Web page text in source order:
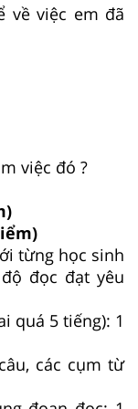
về việc em đã
việc đó ?
từng học sinh
đọc đạt yêu
quá 5 tiếng): 1
các cụm từ